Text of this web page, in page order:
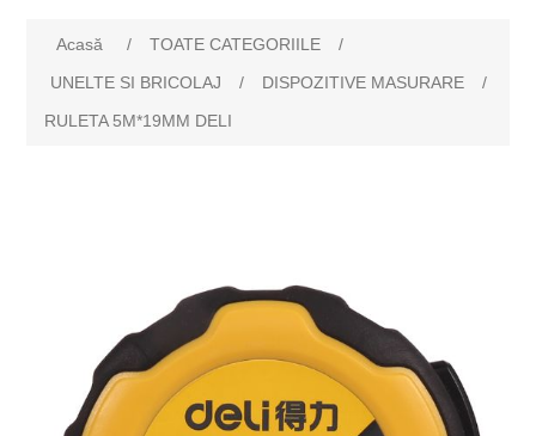
Acasă / TOATE CATEGORIILE
/
UNELTE SI BRICOLAJ
/ DISPOZITIVE MASURARE
/
RULETA 5M*19MM DELI